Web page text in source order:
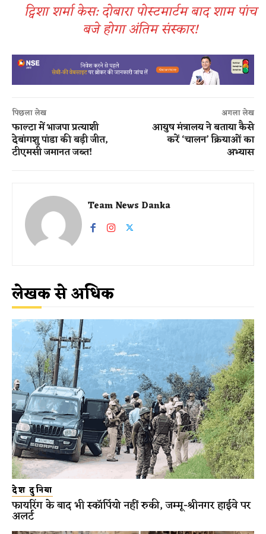
ट्विशा शर्मा केस: दोबारा पोस्टमार्टम बाद शाम पांच
बजे होगा अंतिम संस्कार!
पिछला लेख
फाल्टा में भाजपा प्रत्याशी
देबांगशु पांडा की बड़ी जीत,
टीएमसी जमानत जब्त!
अगला लेख
आयुष मंत्रालय ने बताया कैसे
करें ‘चालन’ क्रियाओं का
अभ्यास
Team News Danka
लेखक से अधिक
देश दुनिया
फायरिंग के बाद भी स्कॉर्पियो नहीं रुकी, जम्मू-श्रीनगर हाईवे पर
अलर्ट